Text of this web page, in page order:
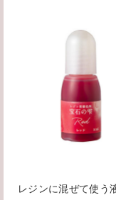
レジンに混ぜて使う